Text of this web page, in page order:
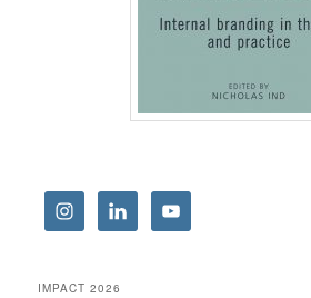
IMPACT 2026